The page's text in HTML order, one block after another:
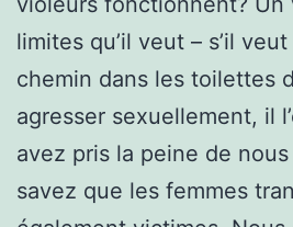
limites qu’il veut – s’il
chemin dans les toilettes
agresser sexuellement, il
avez pris la peine de
savez que les femmes